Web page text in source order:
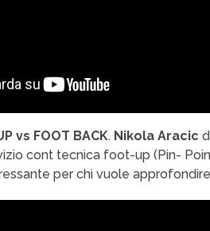
vs FOOT BACK. Nikola Aracic
cont tecnica foot-up (Pin-
per chi vuole